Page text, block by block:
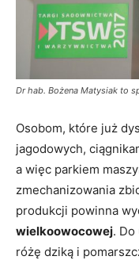
Dr hab. Bożena Matysiak to
Osobom, które już
jagodowych,
a więc parkiem
zmechanizowania
produkcji powinna
wielkoowocowej.
różę dziką i